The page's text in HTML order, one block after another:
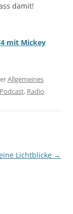
damit!
mit Mickey
Allgemeines
Podcast, Radio.
Lichtblicke →